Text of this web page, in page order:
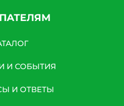
И СОБЫТИЯ
И ОТВЕТЫ